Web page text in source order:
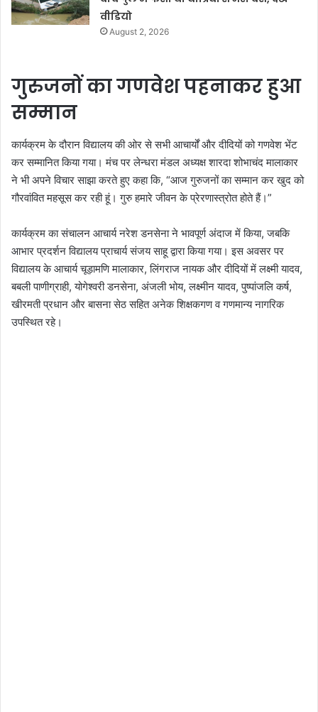
वीडियो
August 2, 2026
गुरुजनों का गणवेश पहनाकर हुआ
सम्मान
कार्यक्रम के दौरान विद्यालय की ओर से सभी आचार्यों और दीदियों को गणवेश भेंट
कर सम्मानित किया गया। मंच पर लेन्धरा मंडल अध्यक्ष शारदा शोभाचंद मालाकार
ने भी अपने विचार साझा करते हुए कहा कि, “आज गुरुजनों का सम्मान कर खुद को
गौरवांवित महसूस कर रही हूं। गुरु हमारे जीवन के प्रेरणास्त्रोत होते हैं।”
कार्यक्रम का संचालन आचार्य नरेश डनसेना ने भावपूर्ण अंदाज में किया, जबकि
आभार प्रदर्शन विद्यालय प्राचार्य संजय साहू द्वारा किया गया। इस अवसर पर
विद्यालय के आचार्य चूड़ामणि मालाकार, लिंगराज नायक और दीदियों में लक्ष्मी यादव,
बबली पाणीग्राही, योगेश्वरी डनसेना, अंजली भोय, लक्ष्मीन यादव, पुष्पांजलि कर्ष,
खीरमती प्रधान और बासना सेठ सहित अनेक शिक्षकगण व गणमान्य नागरिक
उपस्थित रहे।